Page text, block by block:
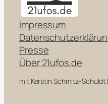
Impressum
Presse
Über 21ufos.de
mit Kerstin Schmitz-Schuldt